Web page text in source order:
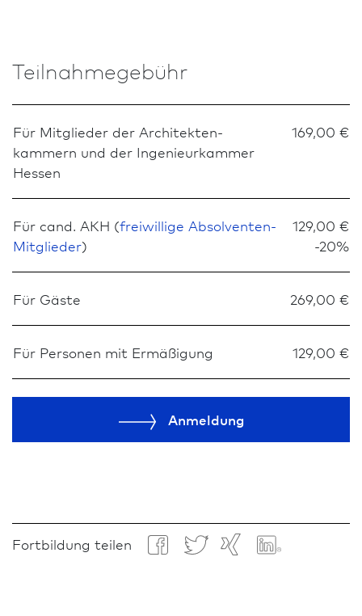
Teilnahmegebühr
Für Mitglieder der Architekten­
kammern und der Ingenieurkammer
Hessen
169,00 €
Für cand. AKH (freiwillige Absolventen-
Mitglieder)
129,00 €
-20%
Für Gäste 269,00 €
Für Personen mit Ermäßigung 129,00 €
Anmeldung
Fortbildung teilen